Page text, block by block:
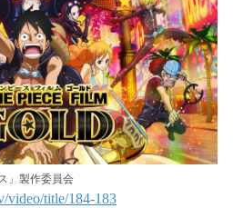
」製作委員会
video/title/184-183